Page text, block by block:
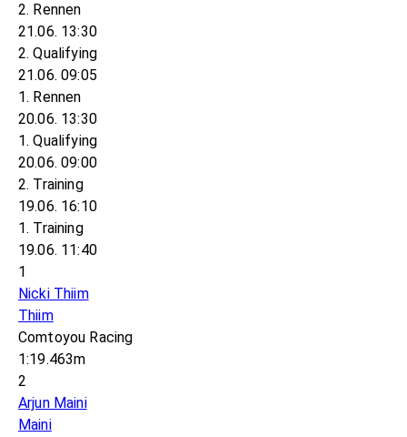
2. Rennen
21.06. 13:30
2. Qualifying
21.06. 09:05
1. Rennen
20.06. 13:30
1. Qualifying
20.06. 09:00
2. Training
19.06. 16:10
1. Training
19.06. 11:40
1
Nicki Thiim
Thiim
Comtoyou Racing
1:19.463m
2
Arjun Maini
Maini